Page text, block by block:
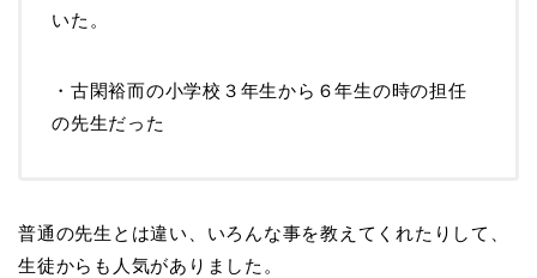
いた。
・古閑裕而の小学校３年生から６年生の時の担任
の先生だった
普通の先生とは違い、いろんな事を教えてくれたりして、
生徒からも人気がありました。